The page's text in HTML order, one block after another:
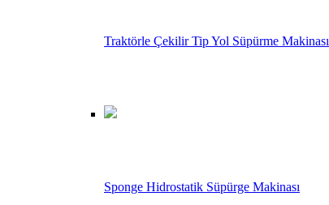
Traktörle Çekilir Tip Yol Süpürme Makinası
Sponge Hidrostatik Süpürge Makinası